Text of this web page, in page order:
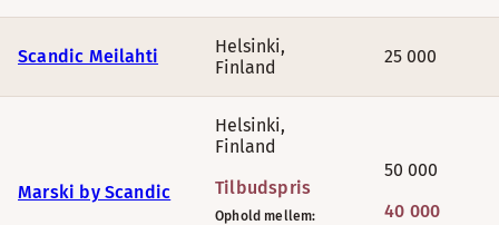
Scandic Meilahti Helsinki,
Finland
25 000
Marski by Scandic
Helsinki,
Finland
Tilbudspris
Ophold mellem:
50 000
40 000